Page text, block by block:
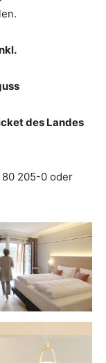
des Landes
205-0 oder